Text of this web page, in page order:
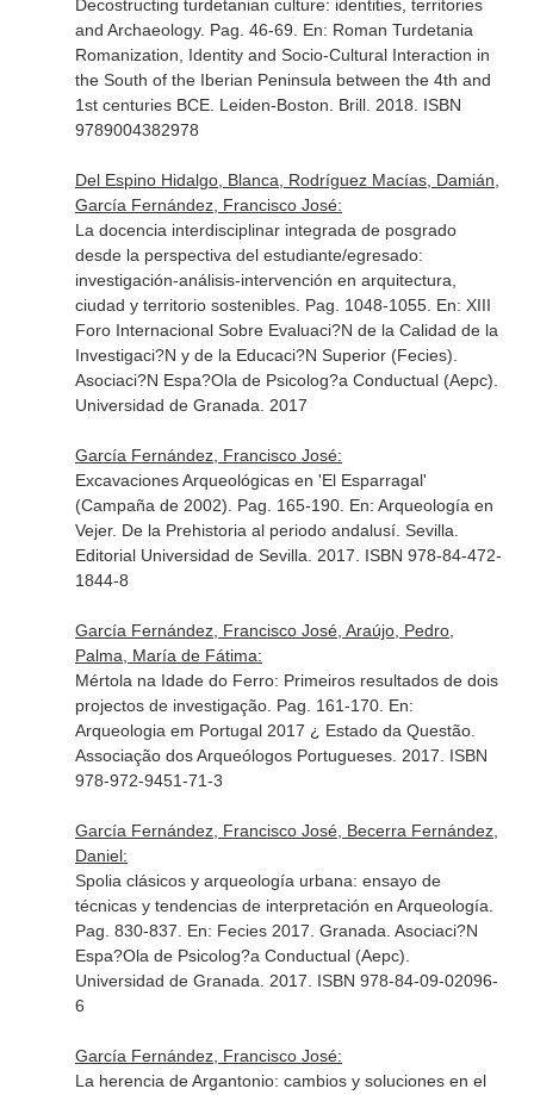
Decostructing turdetanian culture: identities, territories
and Archaeology. Pag. 46-69. En: Roman Turdetania
Romanization, Identity and Socio-Cultural Interaction in
the South of the Iberian Peninsula between the 4th and
1st centuries BCE. Leiden-Boston. Brill. 2018. ISBN
9789004382978
Del Espino Hidalgo, Blanca, Rodríguez Macías, Damián,
García Fernández, Francisco José:
La docencia interdisciplinar integrada de posgrado
desde la perspectiva del estudiante/egresado:
investigación-análisis-intervención en arquitectura,
ciudad y territorio sostenibles. Pag. 1048-1055. En: XIII
Foro Internacional Sobre Evaluaci?N de la Calidad de la
Investigaci?N y de la Educaci?N Superior (Fecies)
Asociaci?N Espa?Ola de Psicolog?a Conductual (Aepc).
Universidad de Granada. 2017
García Fernández, Francisco José:
Excavaciones Arqueológicas en 'El Esparragal'
(Campaña de 2002). Pag. 165-190. En: Arqueología en
Vejer. De la Prehistoria al periodo andalusí. Sevilla.
Editorial Universidad de Sevilla. 2017. ISBN 978-84-472-
1844-8
García Fernández, Francisco José, Araújo, Pedro,
Palma, María de Fátima:
Mértola na Idade do Ferro: Primeiros resultados de dois
projectos de investigação. Pag. 161-170. En:
Arqueologia em Portugal 2017 ¿ Estado da Questão.
Associação dos Arqueólogos Portugueses. 2017. ISBN
978-972-9451-71-3
García Fernández, Francisco José, Becerra Fernández,
Daniel:
Spolia clásicos y arqueología urbana: ensayo de
técnicas y tendencias de interpretación en Arqueología.
Pag. 830-837. En: Fecies 2017 . Granada. Asociaci?N
Espa?Ola de Psicolog?a Conductual (Aepc).
Universidad de Granada. 2017. ISBN 978-84-09-02096-
6
García Fernández, Francisco José:
La herencia de Argantonio: cambios y soluciones en el